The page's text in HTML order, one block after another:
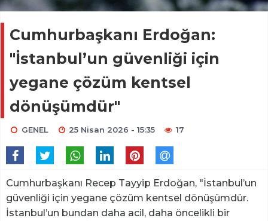
Cumhurbaşkanı Erdoğan:
"İstanbul’un güvenliği için
yegane çözüm kentsel
dönüşümdür"
GENEL 25 Nisan 2026 - 15:35 17
Cumhurbaşkanı Recep Tayyip Erdoğan, "İstanbul’un
güvenliği için yegane çözüm kentsel dönüşümdür.
İstanbul’un bundan daha acil, daha öncelikli bir